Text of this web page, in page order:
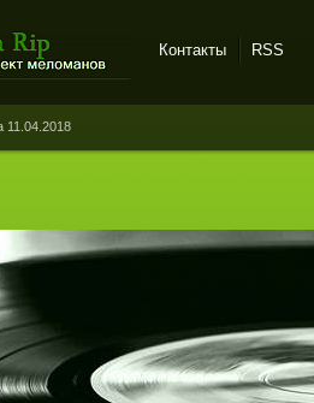
Контакты RSS
11.04.2018